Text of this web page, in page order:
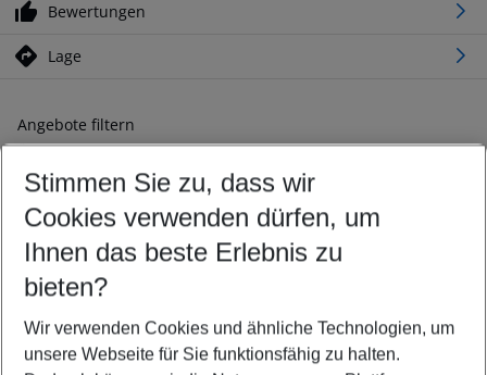
Bewertungen
Lage
Angebote filtern
Ändern Sie Ihre Kriterien nach Ihren Wünschen
Abflughafen wählen
Beliebiger Abflughafen
Reisezeitraum wählen
09.08.26– 07.08.27 5-8 Nächte
2 Erwachsene Keine Kinder
Stimmen Sie zu, dass wir
Cookies verwenden dürfen, um
Ihnen das beste Erlebnis zu
bieten?
Wir verwenden Cookies und ähnliche Technologien, um
unsere Webseite für Sie funktionsfähig zu halten.